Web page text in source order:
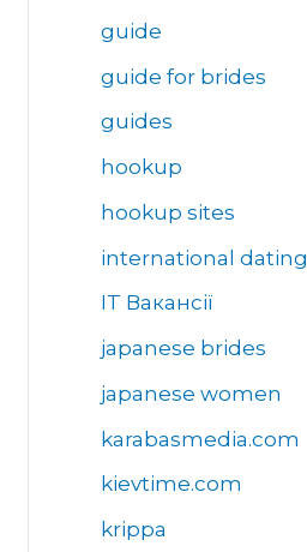
guide
guide for brides
guides
hookup
hookup sites
international dating
IT Вакансії
japanese brides
japanese women
karabasmedia.com
kievtime.com
krippa